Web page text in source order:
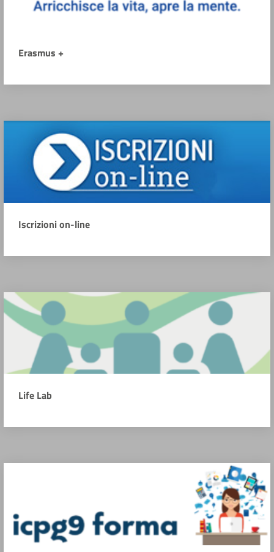
Erasmus +
Iscrizioni on-line
Life Lab